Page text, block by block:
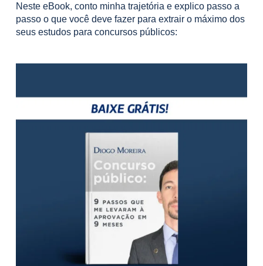
Neste eBook, conto minha trajetória e explico passo a
passo o que você deve fazer para extrair o máximo dos
seus estudos para concursos públicos: